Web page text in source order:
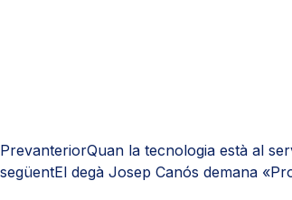
PrevanteriorQuan la tecnologia està al
següentEl degà Josep Canós demana